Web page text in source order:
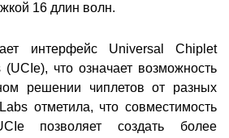
16 длин волн.
интерфейс Universal Chiplet
(UCIe), что означает возможность
решении чиплетов от разных
отметила, что совместимость
позволяет создать более